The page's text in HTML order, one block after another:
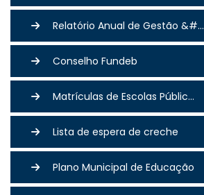
Relatório Anual de Gestão &#...
Conselho Fundeb
Matrículas de Escolas Públic...
Lista de espera de creche
Plano Municipal de Educação